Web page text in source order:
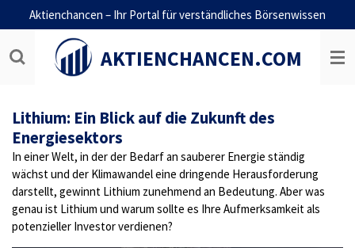
Zum
Hauptinhalt
springen
AKTIENCHANCEN.COM
Aktienchancen – Ihr Portal für verständliches Börsenwissen
Lithium: Ein Blick auf die Zukunft des
Energiesektors
In einer Welt, in der der Bedarf an sauberer Energie ständig
wächst und der Klimawandel eine dringende Herausforderung
darstellt, gewinnt Lithium zunehmend an Bedeutung. Aber was
genau ist Lithium und warum sollte es Ihre Aufmerksamkeit als
potenzieller Investor verdienen?